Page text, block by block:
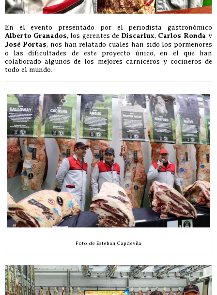
En el evento presentado por el periodista gastronómico
Alberto Granados, los gerentes de Discarlux, Carlos Ronda y
José Portas, nos han relatado cuales han sido los pormenores
o las dificultades de este proyecto único, en el que han
colaborado algunos de los mejores carniceros y cocineros de
todo el mundo.
Foto de Esteban Capdevila